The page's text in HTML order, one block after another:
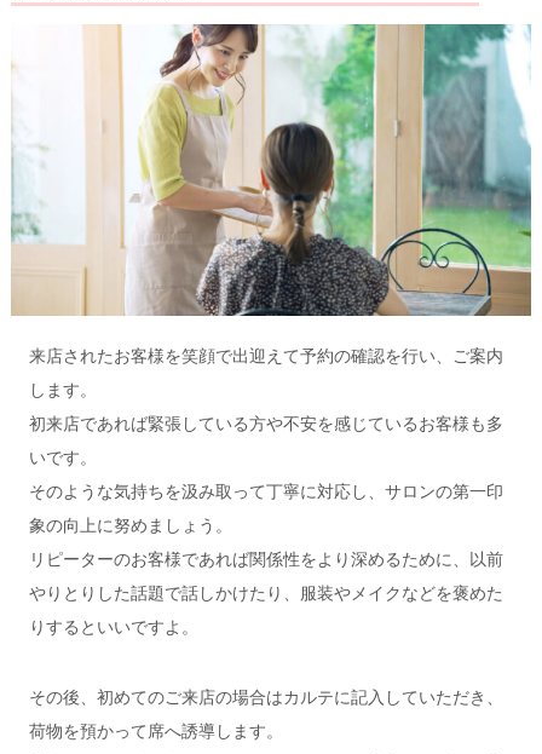
来店されたお客様を笑顔で出迎えて予約の確認を行い、ご案内
します。
初来店であれば緊張している方や不安を感じているお客様も多
いです。
そのような気持ちを汲み取って丁寧に対応し、サロンの第一印
象の向上に努めましょう。
リピーターのお客様であれば関係性をより深めるために、以前
やりとりした話題で話しかけたり、服装やメイクなどを褒めた
りするといいですよ。
その後、初めてのご来店の場合はカルテに記入していただき、
荷物を預かって席へ誘導します。